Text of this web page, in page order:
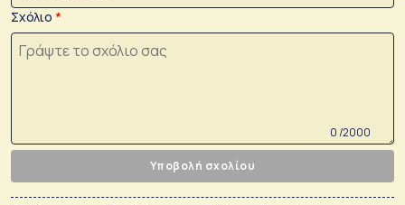
Σχόλιο
0 /2000
Υποβολή σχολίου